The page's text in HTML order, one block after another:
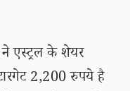
ने एस्ट्रल के शेयर
2,200 रुपये है